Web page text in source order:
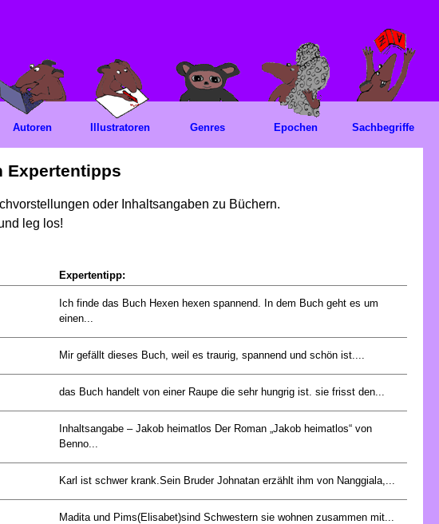
Expertentipps
oder Inhaltsangaben zu Büchern.
leg los!
Expertentipp:
Ich finde das Buch Hexen hexen spannend. In dem Buch geht es um
einen...
Mir gefällt dieses Buch, weil es traurig, spannend und schön ist....
das Buch handelt von einer Raupe die sehr hungrig ist. sie frisst den...
Inhaltsangabe – Jakob heimatlos Der Roman „Jakob heimatlos“ von
Benno...
Karl ist schwer krank.Sein Bruder Johnatan erzählt ihm von Nanggiala,...
Madita und Pims(Elisabet)sind Schwestern sie wohnen zusammen mit...
Autoren Illustratoren Genres Epochen Sachbegriffe